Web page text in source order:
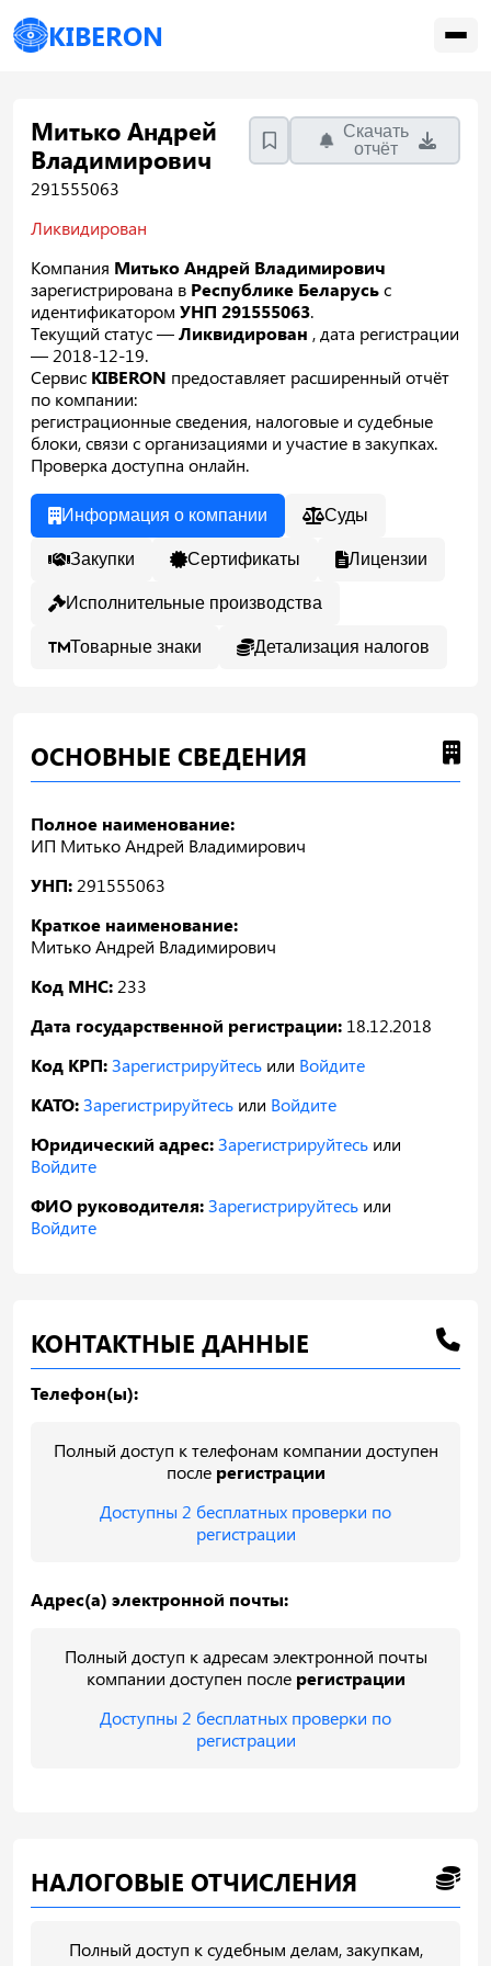
KIBERON
Митько Андрей
Владимирович
291555063
Скачать
отчёт
Ликвидирован
Компания Митько Андрей Владимирович
зарегистрирована в Республике Беларусьс
идентификатором УНП 291555063.
Текущий статус —Ликвидирован , дата регистрации
— 2018-12-19.
Сервис KIBERON предоставляет расширенный отчёт
по компании:
регистрационные сведения, налоговые и судебные
блоки, связи с организациями и участие в закупках.
Проверка доступна онлайн.
Информация о компании Суды
Закупки Сертификаты Лицензии
Исполнительные производства
Товарные знаки Детализация налогов
ОСНОВНЫЕ СВЕДЕНИЯ
Полное наименование:
ИП Митько Андрей Владимирович
УНП: 291555063
Краткое наименование:
Митько Андрей Владимирович
Код МНС: 233
Дата государственной регистрации: 18.12.2018
Код КРП:Зарегистрируйтесь или Войдите
КАТО:Зарегистрируйтесь или Войдите
Юридический адрес:Зарегистрируйтесь или
Войдите
ФИО руководителя:Зарегистрируйтесь или
Войдите
КОНТАКТНЫЕ ДАННЫЕ
Телефон(ы):
Полный доступ к телефонам компании доступен
после регистрации
Доступны 2 бесплатных проверки по
регистрации
Адрес(а) электронной почты:
Полный доступ к адресам электронной почты
компании доступен после регистрации
Доступны 2 бесплатных проверки по
регистрации
НАЛОГОВЫЕ ОТЧИСЛЕНИЯ
Полный доступ к судебным делам, закупкам,